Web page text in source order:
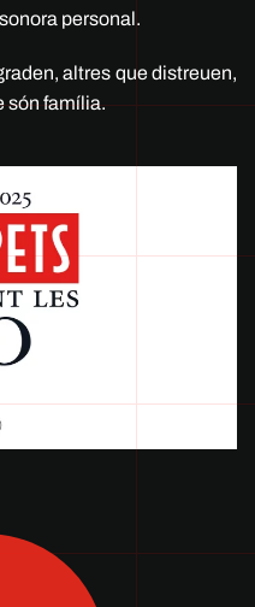
personal.
altres que distreuen,
són família.